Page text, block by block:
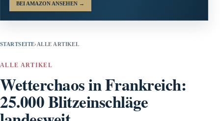
BEI AMAZON ANSEHEN →
STARTSEITE› ALLE ARTIKEL
ALLE ARTIKEL
Wetterchaos in Frankreich:
25.000 Blitzeinschläge